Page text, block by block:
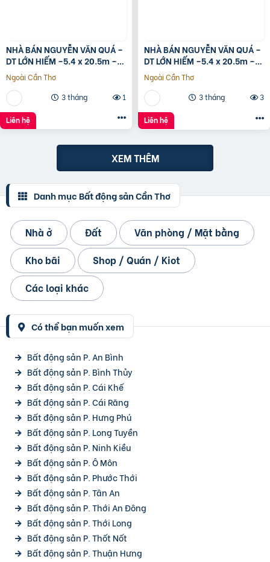
NHÀ BÁN NGUYỄN VĂN QUÁ –
DT LỚN HIẾM –5.4 x 20.5m –
GIÁ TỐT
Ngoài Cần Thơ
3 tháng
1
Liên hệ
NHÀ BÁN NGUYỄN VĂN QUÁ –
DT LỚN HIẾM –5.4 x 20.5m –
GIÁ TỐT
Ngoài Cần Thơ
3 tháng
3
Liên hệ
XEM THÊM
Danh mục Bất động sản Cần Thơ
Nhà ở Đất
Văn phòng / Mặt bằng
Kho bãi
Shop / Quán / Kiot
Các loại khác
Có thể bạn muốn xem
Bất động sản P. An Bình
Bất động sản P. Bình Thủy
Bất động sản P. Cái Khế
Bất động sản P. Cái Răng
Bất động sản P. Hưng Phú
Bất động sản P. Long Tuyền
Bất động sản P. Ninh Kiều
Bất động sản P. Ô Môn
Bất động sản P. Phước Thới
Bất động sản P. Tân An
Bất động sản P. Thới An Đông
Bất động sản P. Thới Long
Bất động sản P. Thốt Nốt
Bất động sản P. Thuận Hưng